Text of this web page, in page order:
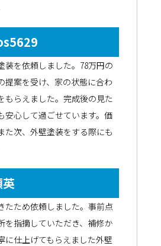
装を依頼しました。78万円の
提案を受け、家の状態に合わ
もらえました。完成後の見た
安心して過ごせています。価
た次、外壁塗装をする際にも
たため依頼しました。事前点
を指摘していただき、補修か
に仕上げてもらえました外壁